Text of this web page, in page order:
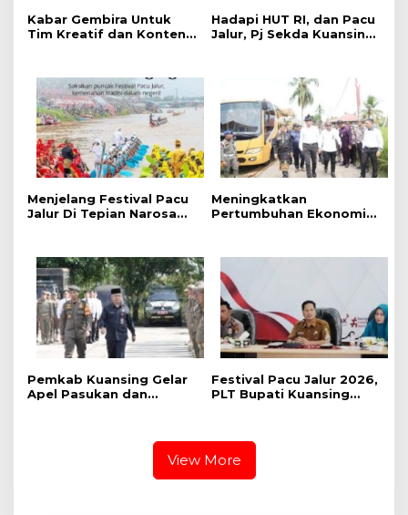
‎Kabar Gembira Untuk
Tim Kreatif dan Konten
Adakan Lomba Foto dan
Video Pacu Jalur
Hadapi HUT RI, dan Pacu
Jalur, Pj Sekda Kuansing
Menjelang Festival Pacu
Jalur Di Tepian Narosa
Sudah 59 Buah Jalur Yang
Mendaftar
Meningkatkan
Pertumbuhan Ekonomi
Pekerjaan Umum (PU)
Mengkaji Rancangan
Pembangunan Jalan Tol
Kuansing – Pekanbaru
Pemkab Kuansing Gelar
Apel Pasukan dan
Festival Pacu Jalur 2026,
PLT Bupati Kuansing
View More